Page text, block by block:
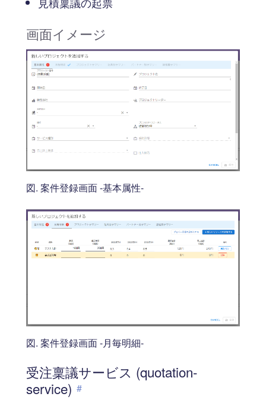
画面イメージ
図. 案件登録画面 -基本属性-
図. 案件登録画面 -月毎明細-
受注稟議サービス (quotation-
service) #